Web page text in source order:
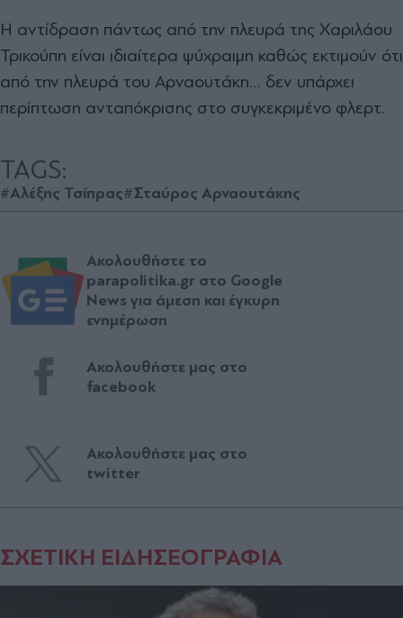
Η αντίδραση πάντως από την πλευρά της Χαριλάου
Τρικούπη είναι ιδιαίτερα ψύχραιμη καθώς εκτιμούν ότι
από την πλευρά του Αρναουτάκη… δεν υπάρχει
περίπτωση ανταπόκρισης στο συγκεκριμένο φλερτ.
TAGS:
#Αλέξης Τσίπρας#Σταύρος Αρναουτάκης
Ακολουθήστε το
parapolitika.gr στο Google
News για άμεση και έγκυρη
ενημέρωση
Ακολουθήστε μας στο
facebook
Ακολουθήστε μας στο
twitter
ΣΧΕΤΙΚΗ ΕΙΔΗΣΕΟΓΡΑΦΙΑ